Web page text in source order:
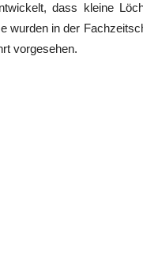
dass kleine
wurden in der
vorgesehen.